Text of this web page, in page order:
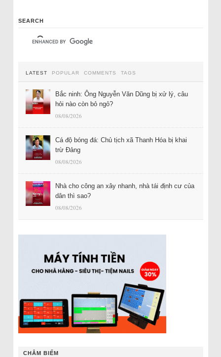
SEARCH
LATEST POPULAR COMMENTS TAGS
Bắc ninh: Ông Nguyễn Văn Dũng bị xử lý, câu
hỏi nào còn bỏ ngỏ?
08/08/2026
Cá độ bóng đá: Chủ tịch xã Thanh Hóa bị khai
trừ Đảng
08/08/2026
Nhà cho công an xây nhanh, nhà tái định cư của
dân thì sao?
08/08/2026
CHÂM BIẾM